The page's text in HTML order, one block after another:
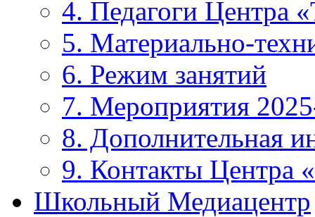
4. Педагоги Центра
5. Материально-
6. Режим занятий
7. Мероприятия
8. Дополнительная
9. Контакты Центра
Школьный Медиацентр